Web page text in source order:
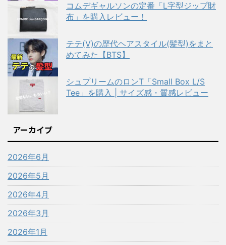
コムデギャルソンの定番「L字型ジップ財
布」を購入レビュー！
テテ(V)の歴代ヘアスタイル(髪型)をまと
めてみた【BTS】
シュプリームのロンT「Small Box L/S
Tee」を購入 | サイズ感・質感レビュー
アーカイブ
2026年6月
2026年5月
2026年4月
2026年3月
2026年1月